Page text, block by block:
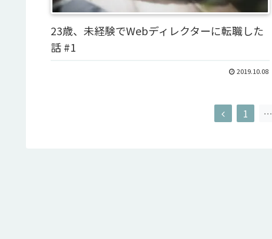
23歳、未経験でWebディレクターに転職した
話 #1
2019.10.08
1 …